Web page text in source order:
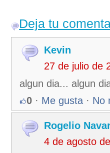
Deja tu
Kevin
27 de julio de
algun dia... algun
0 · Me gusta · No
Rogelio
4 de agosto